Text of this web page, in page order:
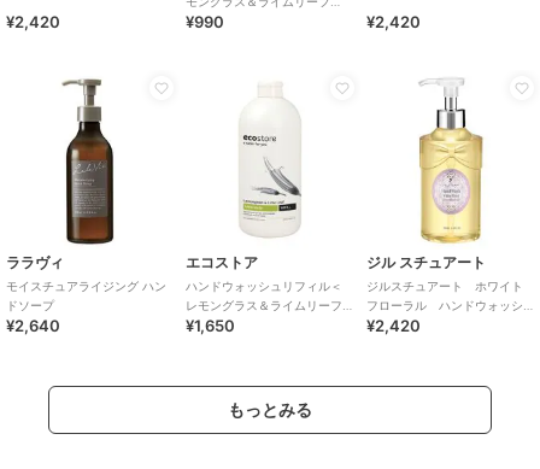
¥2,420
＞ ３００ｍＬ
¥990 ¥2,420
ララヴィ
モイスチュアライジング ハン
ドソープ
¥2,640
エコストア
ハンドウォッシュリフィル＜
レモングラス＆ライムリーフ
＞ ８５０ｍＬ
¥1,650
ジル スチュアート
ジルスチュアート ホワイト
フローラル ハンドウォッシ
ュ
¥2,420
もっとみる